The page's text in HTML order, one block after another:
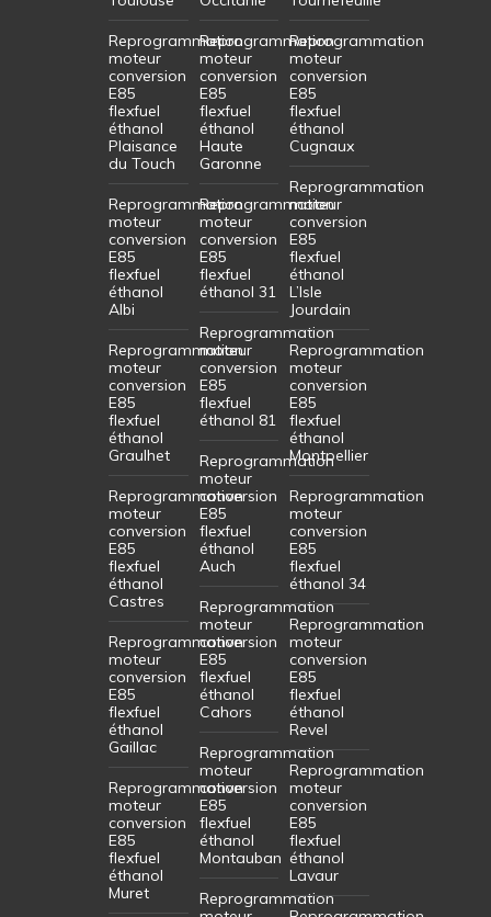
Reprogrammation
moteur
conversion
E85
flexfuel
éthanol
Plaisance
du Touch
Reprogrammation
moteur
conversion
E85
flexfuel
éthanol
Albi
Reprogrammation
moteur
conversion
E85
flexfuel
éthanol
Graulhet
Reprogrammation
moteur
conversion
E85
flexfuel
éthanol
Castres
Reprogrammation
moteur
conversion
E85
flexfuel
éthanol
Gaillac
Reprogrammation
moteur
conversion
E85
flexfuel
éthanol
Muret
Reprogrammation
moteur
conversion
E85
flexfuel
éthanol
Haute
Garonne
Reprogrammation
moteur
conversion
E85
flexfuel
éthanol 31
Reprogrammation
moteur
conversion
E85
flexfuel
éthanol 81
Reprogrammation
moteur
conversion
E85
flexfuel
éthanol
Auch
Reprogrammation
moteur
conversion
E85
flexfuel
éthanol
Cahors
Reprogrammation
moteur
conversion
E85
flexfuel
éthanol
Montauban
Reprogrammation
Reprogrammation
moteur
conversion
E85
flexfuel
éthanol
Cugnaux
Reprogrammation
moteur
conversion
E85
flexfuel
éthanol
L’Isle
Jourdain
Reprogrammation
moteur
conversion
E85
flexfuel
éthanol
Montpellier
Reprogrammation
moteur
conversion
E85
flexfuel
éthanol 34
Reprogrammation
moteur
conversion
E85
flexfuel
éthanol
Revel
Reprogrammation
moteur
conversion
E85
flexfuel
éthanol
Lavaur